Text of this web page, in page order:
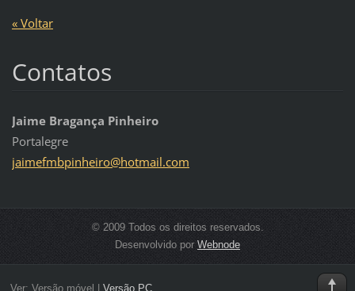
« Voltar
Contatos
Jaime Bragança Pinheiro
Portalegre
jaimefmbpinheiro@hotmail.com
© 2009 Todos os direitos reservados.
Desenvolvido por Webnode
Ver: Versão móvel Versão PC